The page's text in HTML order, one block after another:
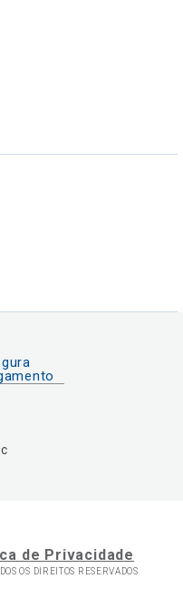
de Privacidade
OS DIREITOS RESERVADOS